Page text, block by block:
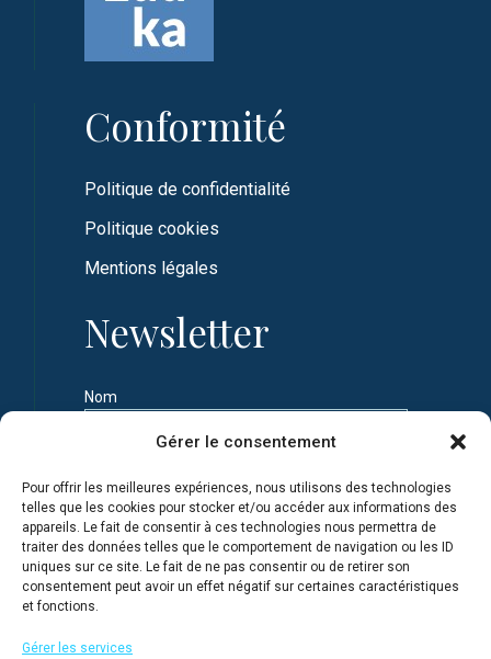
Gérer le consentement
Pour offrir les meilleures expériences, nous utilisons des technologies
telles que les cookies pour stocker et/ou accéder aux informations des
appareils. Le fait de consentir à ces technologies nous permettra de
traiter des données telles que le comportement de navigation ou les ID
uniques sur ce site. Le fait de ne pas consentir ou de retirer son
consentement peut avoir un effet négatif sur certaines caractéristiques
et fonctions.
Gérer les services
Conformité
Politique de confidentialité
Politique cookies
Mentions légales
Newsletter
Nom
Adresse e-mail
confidentialité du site